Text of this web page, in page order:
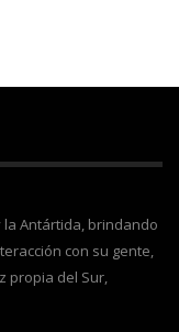
la Antártida, brindando
con su gente,
propia del Sur,